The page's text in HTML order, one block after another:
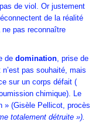
de viol. Or justement
de la réalité
pas reconnaître
de domination, prise de
pas souhaité, mais
sur un corps défait (
chimique). Le
» (Gisèle Pellicot, procès
totalement détruite »).